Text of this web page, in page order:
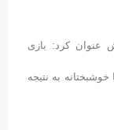
عنوان کرد: بازی
به نتیجه